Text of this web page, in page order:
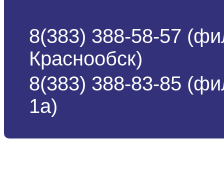
8(383) 388-58-57
Краснообск)
8(383) 388-83-85
1а)